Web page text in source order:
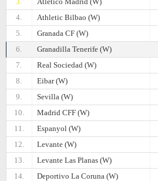
4.
Athletic Bilbao (W)
5.
Granada CF (W)
6.
Granadilla Tenerife (W)
7.
Real Sociedad (W)
8.
Eibar (W)
9.
Sevilla (W)
10.
Madrid CFF (W)
11.
Espanyol (W)
12.
Levante (W)
13.
Levante Las Planas (W)
14.
Deportivo La Coruna (W)